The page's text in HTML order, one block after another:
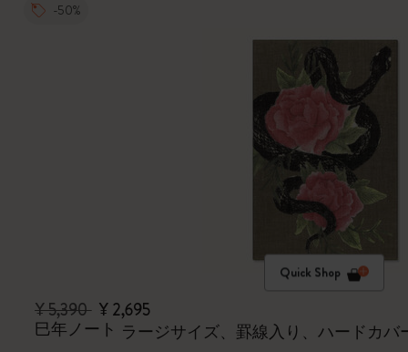
-50%
Quick Shop
¥ 5,390 ¥ 2,695
巳年ノート ラージサイズ、罫線入り、ハードカバ